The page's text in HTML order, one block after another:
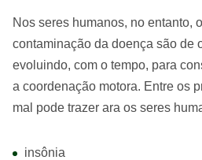
Nos seres humanos, no entanto,
contaminação da doença são de
evoluindo, com o tempo, para
a coordenação motora. Entre os
mal pode trazer ara os seres
insônia